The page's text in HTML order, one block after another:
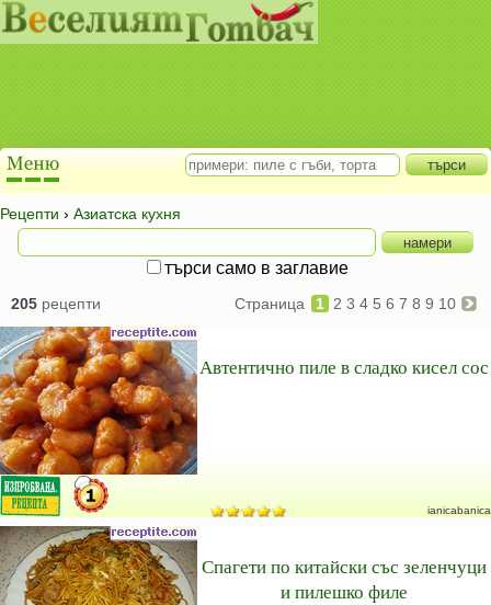
Рецепти › Азиатска кухня
търси само в заглавие
205 рецепти Страница 1 2 3 4 5 6 7 8 9 10
Автентично пиле в сладко кисел сос
ianicabanica
Спагети по китайски със зеленчуци
и пилешко филе